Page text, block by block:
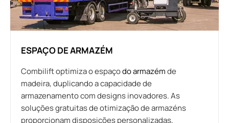
ESPAÇO DE ARMAZÉM
Combilift optimiza o espaçodo armazémde
madeira, duplicando a capacidade de
armazenamento com designs inovadores. As
soluções gratuitas de otimização de armazéns
proporcionam disposições personalizadas,